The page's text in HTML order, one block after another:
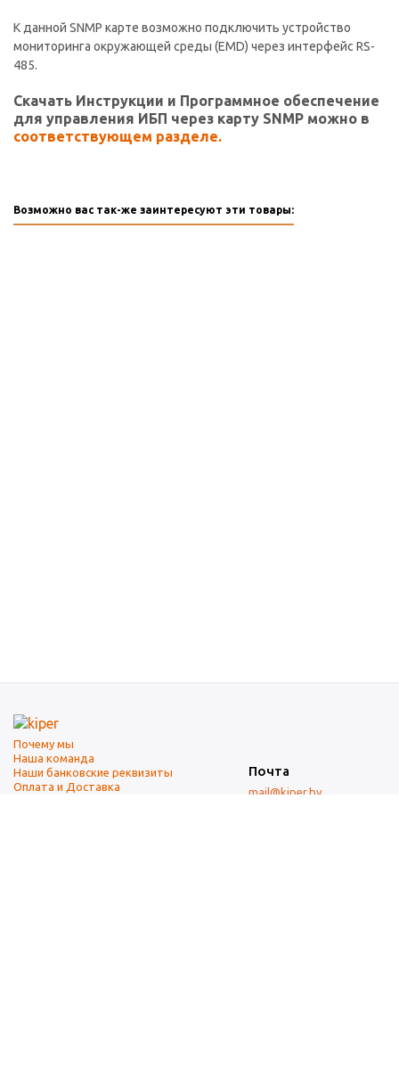
К данной SNMP карте возможно подключить устройство
мониторинга окружающей среды (EMD) через интерфейс RS-
485.
Скачать Инструкции и Программное обеспечение
для управления ИБП через карту SNMP можно в
соответствующем разделе.
Возможно вас так-же заинтересуют эти товары:
Почему мы
Наша команда
Наши банковские реквизиты
Оплата и Доставка
Почта
mail@kiper.by